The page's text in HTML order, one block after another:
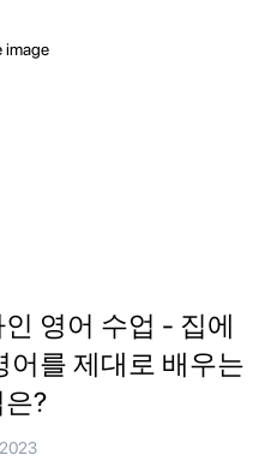
영어 수업 - 집에
어를 제대로 배우는
?